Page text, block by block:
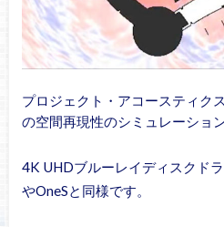
プロジェクト・アコースティク
の空間再現性のシミュレーション
4K UHDブルーレイディスクド
やOneSと同様です。